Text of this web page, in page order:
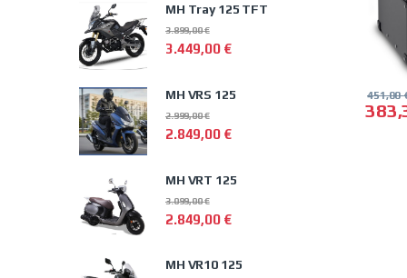
451,00
MH Tray 125 TFT
3.449,00 €
3.899,00€
MH VRS 125
2.849,00 €
2.999,00€
MH VRT 125
2.849,00 €
3.099,00€
MH VR10 125